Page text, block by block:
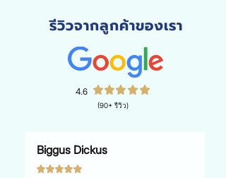
รีวิวจากลูกค้าของเรา
4.6
(90+ รีวิว)
Biggus Dickus